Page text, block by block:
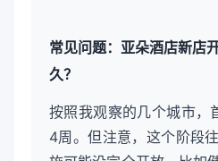
常见问题：亚朵酒店新店
久？
按照我观察的几个城市，
4周。但注意，这个阶段